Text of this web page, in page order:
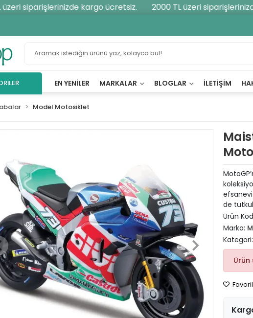
siparişlerinizde kargo ücretsiz. 2000 TL üzeri
EN YENILER MARKALAR BLOGLAR İLETIŞIM
Model Motosiklet
de
Ürün
Marka:
Kategori: